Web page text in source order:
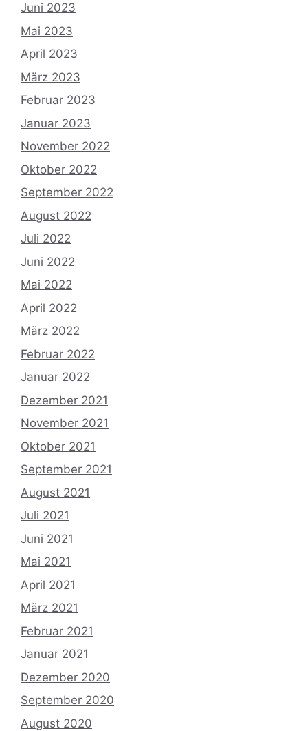
Juni 2023
Mai 2023
April 2023
März 2023
Februar 2023
Januar 2023
November 2022
Oktober 2022
September 2022
August 2022
Juli 2022
Juni 2022
Mai 2022
April 2022
März 2022
Februar 2022
Januar 2022
Dezember 2021
November 2021
Oktober 2021
September 2021
August 2021
Juli 2021
Juni 2021
Mai 2021
April 2021
März 2021
Februar 2021
Januar 2021
Dezember 2020
September 2020
August 2020